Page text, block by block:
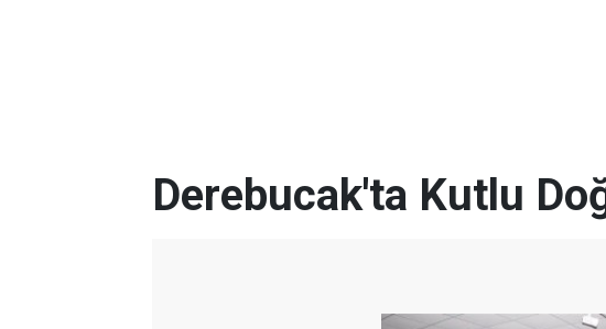
Derebucak'ta Kutlu